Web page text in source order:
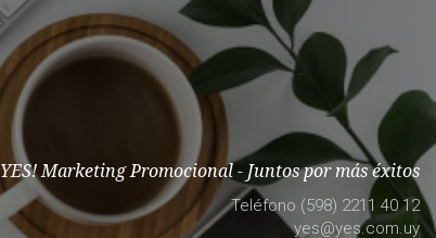
YES! Marketing Promocional - Juntos por más éxitos
Teléfono (598) 2211 40 12
yes@yes.com.uy